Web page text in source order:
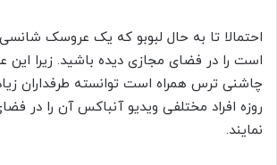
احتمالا تا به حال لبوبو که یک عروسک
است را در فضای مجازی دیده باشید. زیرا این
چاشنی ترس همراه است توانسته طرفداران
روزه افراد مختلفی ویدیو آنباکس آن را در
نمایند.